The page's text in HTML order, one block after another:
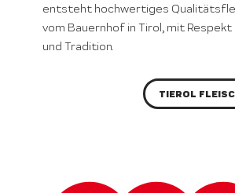
entsteht hochwertiges
vom Bauernhof in Tirol, mit
und Tradition.
TIEROL